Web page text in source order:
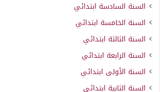
السنة السادسة ابتدائي
السنة الخامسة ابتدائي
السنة الثالثة ابتدائي
السنة الرابعة ابتدائي
السنة الأولى ابتدائي
السنة الثانية ابتدائي